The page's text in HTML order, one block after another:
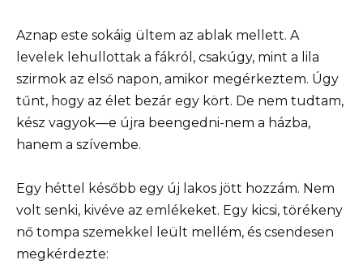
Aznap este sokáig ültem az ablak mellett. A
levelek lehullottak a fákról, csakúgy, mint a lila
szirmok az első napon, amikor megérkeztem. Úgy
tűnt, hogy az élet bezár egy kört. De nem tudtam,
kész vagyok—e újra beengedni-nem a házba,
hanem a szívembe.
Egy héttel később egy új lakos jött hozzám. Nem
volt senki, kivéve az emlékeket. Egy kicsi, törékeny
nő tompa szemekkel leült mellém, és csendesen
megkérdezte: